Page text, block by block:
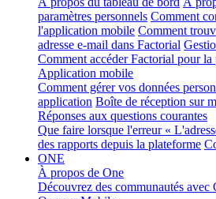
paramètres personnels Comment
l'application mobile Comment
adresse e-mail dans Factorial
Comment accéder Factorial pour
Application mobile
Comment gérer vos données
application Boîte de réception sur
Réponses aux questions courantes
Que faire lorsque l'erreur «
des rapports depuis la plateforme
ONE
À propos de One
Découvrez des communautés avec